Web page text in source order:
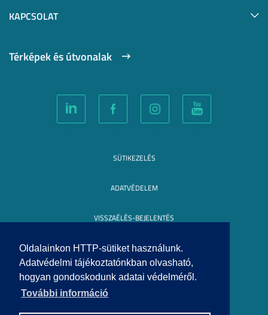
Oldalainkon HTTP-sütiket használunk.
Adatvédelmi tájékoztatónkban olvasható,
hogyan gondoskodunk adatai védelméről.
További információ
KAPCSOLAT
Térképek és útvonalak
SÜTIKEZELÉS
ADATVÉDELEM
VISSZAÉLÉS-BEJELENTÉS
KÖZÉRDEKŰ ADATOK
IMPRESSZUM